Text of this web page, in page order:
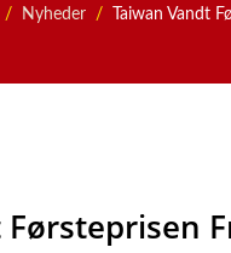
sushi-
/ Nyheder / Taiwan Vandt